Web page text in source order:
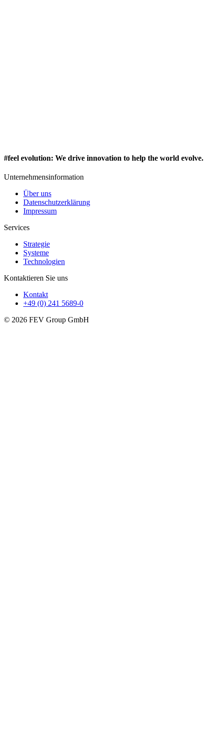
#feel evolution: We drive innovation to help the world evolve.
Unternehmensinformation
Über uns
Datenschutzerklärung
Impressum
Services
Strategie
Systeme
Technologien
Kontaktieren Sie uns
Kontakt
+49 (0) 241 5689-0
© 2026 FEV Group GmbH